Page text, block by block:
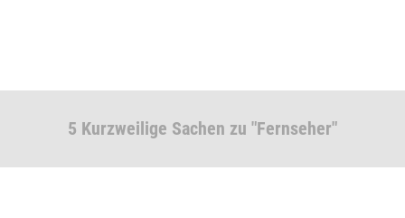
5 Kurzweilige Sachen zu "Fernseher"